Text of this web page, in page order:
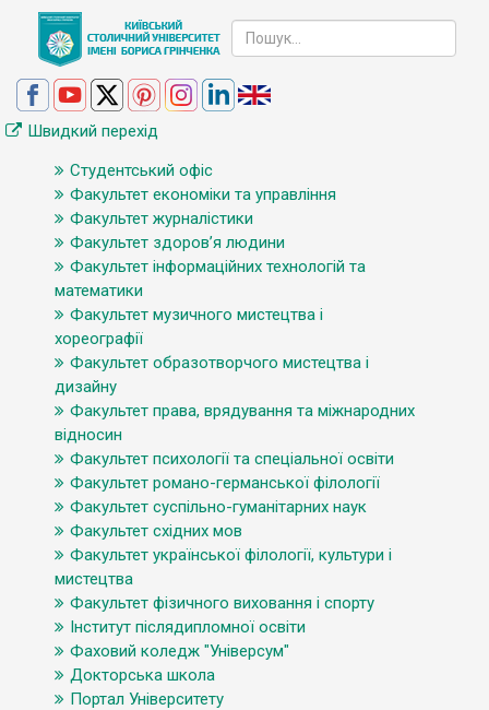
Швидкий перехід
Студентський офіс
Факультет економіки та управління
Факультет журналістики
Факультет здоров’я людини
Факультет інформаційних технологій та
математики
Факультет музичного мистецтва і
хореографії
Факультет образотворчого мистецтва і
дизайну
Факультет права, врядування та міжнародних
відносин
Факультет психології та спеціальної освіти
Факультет романо-германської філології
Факультет суспільно-гуманітарних наук
Факультет східних мов
Факультет української філології, культури і
мистецтва
Факультет фізичного виховання і спорту
Інститут післядипломної освіти
Фаховий коледж "Універсум"
Докторська школа
Портал Університету